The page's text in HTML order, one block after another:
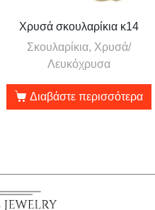
Χρυσά σκουλαρίκια κ14
Σκουλαρίκια, Χρυσά/
Λευκόχρυσα
Διαβάστε περισσότερα